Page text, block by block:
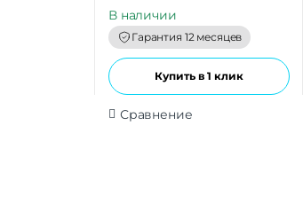
o
В наличии
Гарантия 12 месяцев
Купить в 1 клик
Сравнение